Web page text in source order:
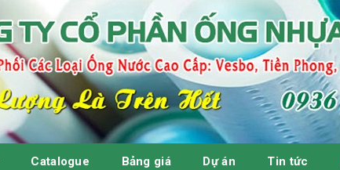
Catalogue Bảng giá Dự án Tin tức